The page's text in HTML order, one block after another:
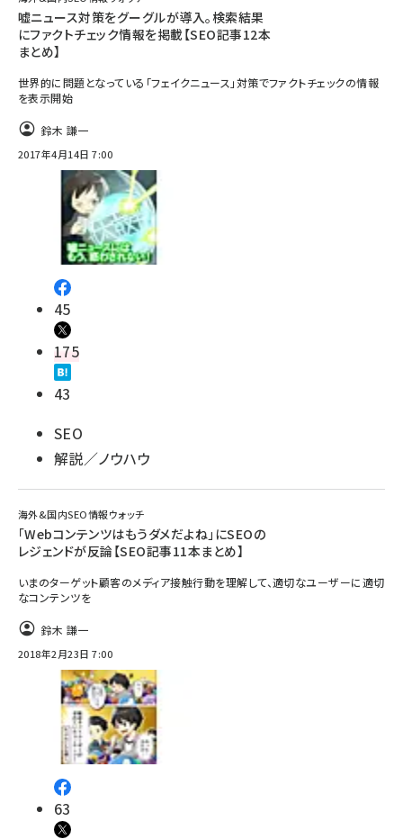
嘘ニュース対策をグーグルが導入。検索結果
にファクトチェック情報を掲載【SEO記事12本
まとめ】
世界的に問題となっている「フェイクニュース」対策でファクトチェックの情報
を表示開始
鈴木 謙一
2017年4月14日 7:00
45
175
43
SEO
解説／ノウハウ
海外&国内SEO情報ウォッチ
「Webコンテンツはもうダメだよね」にSEOの
レジェンドが反論【SEO記事11本まとめ】
いまのターゲット顧客のメディア接触行動を理解して、適切なユーザーに適切
なコンテンツを
鈴木 謙一
2018年2月23日 7:00
63